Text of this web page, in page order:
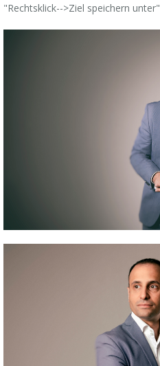
"Rechtsklick-->Ziel speichern unter"